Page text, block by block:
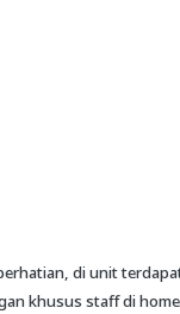
di unit
khusus staff di